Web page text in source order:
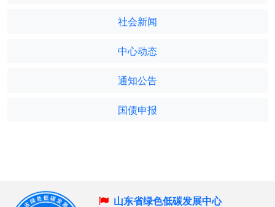
社会新闻
中心动态
通知公告
国债申报
山东省绿色低碳发展中心